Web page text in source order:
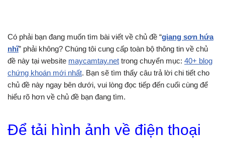
Có phải bạn đang muốn tìm bài viết về chủ đề “giang sơn hứa
nhĩ” phải không? Chúng tôi cung cấp toàn bộ thông tin về chủ
đề này tại website maycamtay.net trong chuyển mục: 40+ blog
chứng khoán mới nhất. Bạn sẽ tìm thấy câu trả lời chi tiết cho
chủ đề này ngay bên dưới, vui lòng đọc tiếp đến cuối cùng để
hiểu rõ hơn về chủ đề bạn đang tìm.
Để tải hình ảnh về điện thoại